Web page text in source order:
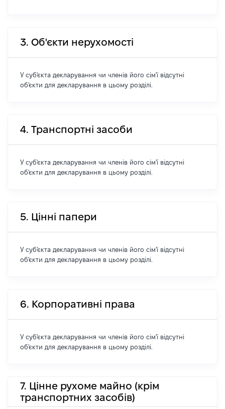
3. Об'єкти нерухомості
У суб'єкта декларування чи членів його сім'ї відсутні
об'єкти для декларування в цьому розділі.
4. Транспортні засоби
У суб'єкта декларування чи членів його сім'ї відсутні
об'єкти для декларування в цьому розділі.
5. Цінні папери
У суб'єкта декларування чи членів його сім'ї відсутні
об'єкти для декларування в цьому розділі.
6. Корпоративні права
У суб'єкта декларування чи членів його сім'ї відсутні
об'єкти для декларування в цьому розділі.
7. Цінне рухоме майно (крім
транспортних засобів)